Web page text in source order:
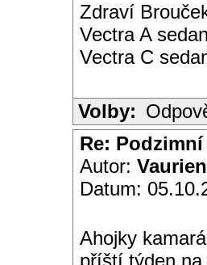
Zdraví
Vectra A
Vectra C
Volby:
Re: Podzimní
Autor:
Datum:
Ahojky
příští týden